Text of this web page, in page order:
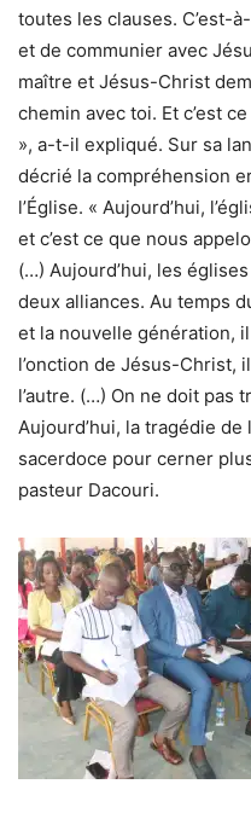
toutes les clauses. C’est-
et de communier avec
maître et Jésus-Christ
chemin avec toi. Et c’est
», a-t-il expliqué. Sur sa
décrié la compréhension
l’Église. « Aujourd’hui,
et c’est ce que nous
(…) Aujourd’hui, les
deux alliances. Au temps
et la nouvelle génération,
l’onction de Jésus-Christ,
l’autre. (…) On ne doit pas
Aujourd’hui, la tragédie
sacerdoce pour cerner
pasteur Dacouri.